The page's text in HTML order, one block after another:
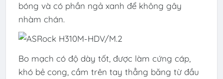
bóng và có phần ngả xanh để không gây
nhàm chán.
Bo mạch có độ dày tốt, được làm cứng cáp,
khó bẻ cong, cầm trên tay thẳng băng từ đầu